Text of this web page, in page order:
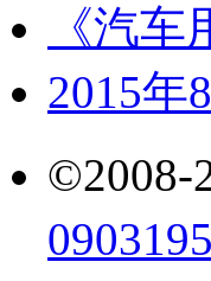
《汽
2015年
©2008-